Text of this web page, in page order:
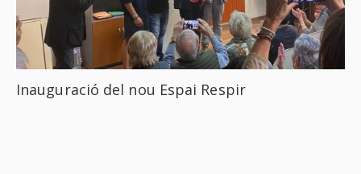
Inauguració del nou Espai Respir